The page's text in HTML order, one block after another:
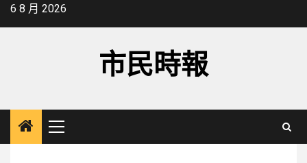
Skip6 8 月 2026
市民時報
Primary
Menu